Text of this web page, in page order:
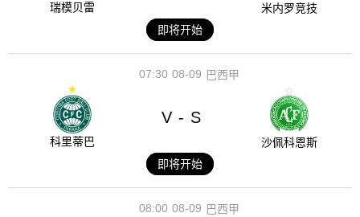
瑞模贝雷
米内罗竞技
即将开始
08-09
07:30 巴西甲
科里蒂巴
V - S
沙佩科恩斯
即将开始
08-09
08:00 巴西甲